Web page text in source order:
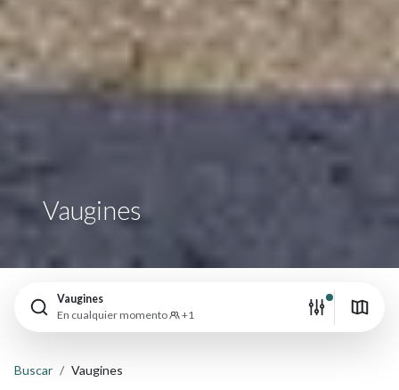
Vaugines
Vaugines
En cualquier momento
+1
Buscar Vaugines